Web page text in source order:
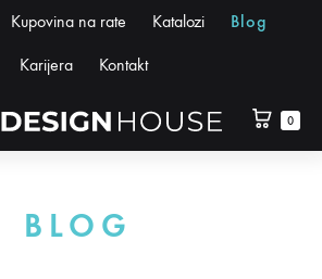
Kupovina na rate Katalozi Blog
Karijera Kontakt
0
BLOG